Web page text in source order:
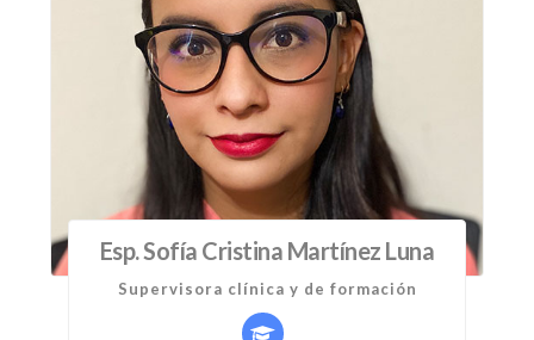
Esp. Sofía Cristina Martínez Luna
Supervisora clínica y de formación